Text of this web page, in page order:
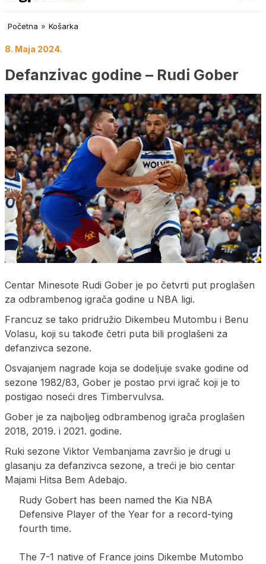
Početna » Košarka
8. Maja 2024.
Defanzivac godine – Rudi Gober
Centar Minesote Rudi Gober je po četvrti put proglašen
za odbrambenog igrača godine u NBA ligi.
Francuz se tako pridružio Dikembeu Mutombu i Benu
Volasu, koji su takođe četri puta bili proglašeni za
defanzivca sezone.
Osvajanjem nagrade koja se dodeljuje svake godine od
sezone 1982/83, Gober je postao prvi igrač koji je to
postigao noseći dres Timbervulvsa.
Gober je za najboljeg odbrambenog igrača proglašen
2018, 2019. i 2021. godine.
Ruki sezone Viktor Vembanjama završio je drugi u
glasanju za defanzivca sezone, a treći je bio centar
Majami Hitsa Bem Adebajo.
Rudy Gobert has been named the Kia NBA
Defensive Player of the Year for a record-tying
fourth time.
The 7-1 native of France joins Dikembe Mutombo